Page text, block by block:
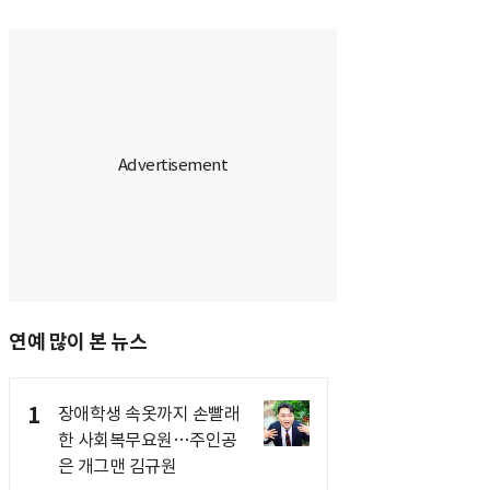
연예 많이 본 뉴스
1
장애학생 속옷까지 손빨래
한 사회복무요원…주인공
은 개그맨 김규원